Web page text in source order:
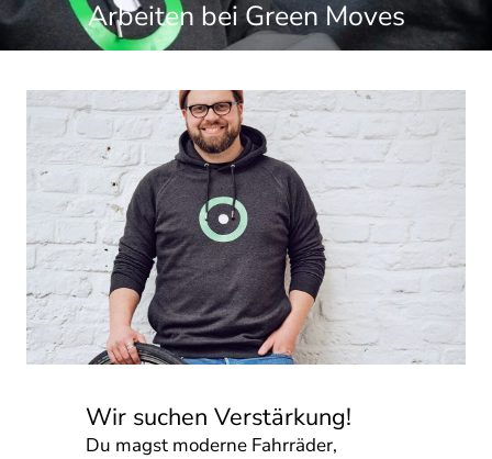
Arbeiten bei Green Moves
Wir suchen Verstärkung!
Du magst moderne Fahrräder,